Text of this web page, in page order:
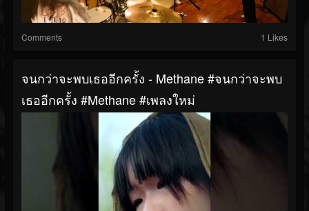
Comments 1 Likes
จนกว่าจะพบเธออีกครั้ง - Methane #จนกว่าจะพบ
เธออีกครั้ง #Methane #เพลงใหม่